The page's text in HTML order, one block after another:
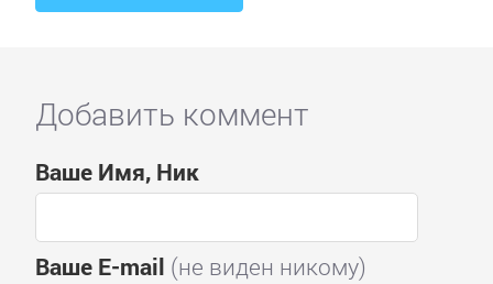
Добавить коммент
Ваше Имя, Ник
Ваше E-mail (не виден никому)